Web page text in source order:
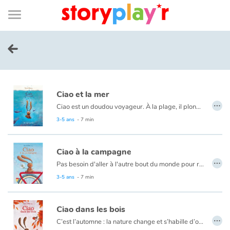
Connexion
Bibliothèque
de
page
Menu
Je me connecte
Tester gratuitement
Bibliothèque
Prix
Accueil
Contes d'ici et d'ailleurs
Ciao et la mer
Ciao est un doudou voyageur. À la plage, il plonge dans l’eau salée et découvre le monde fascinant de la mer. Sous l’eau, il rencontre des amis aux grandes dents, des géants, des minus et même des lumières bien étranges.
3-5 ans - 7 min
…
Ciao à la campagne
Pas besoin d'aller à l'autre bout du monde pour réaliser un voyage extraordinaire ! Ciao part à la découverte de la campagne et de ses trésors cachés. Il ne va pas tarder à se faire de nouveaux amis !
3-5 ans - 7 min
…
Ciao dans les bois
C’est l’automne : la nature change et s’habille d’or et de roux. Mais que fait Ciao dans les bois ? Il s’est complètement perdu…
…